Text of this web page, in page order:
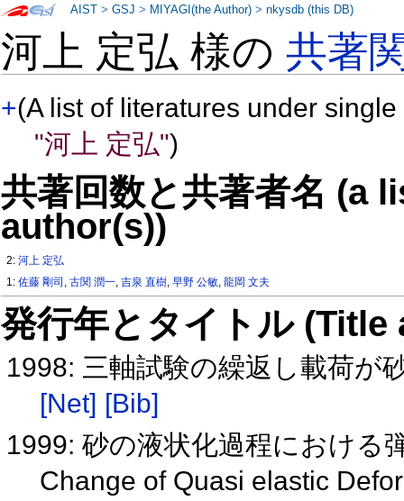
河上 定弘 様の共著
+(A list of literatures under
"河上 定弘")
共著回数と共著者名 (a
author(s))
2:河上 定弘
1:佐藤 剛司 ,古関 潤一,吉泉 直樹,早野 公敏,龍岡 文夫
発行年とタイトル
1998: 三軸試験の繰返し載荷が
[Net] [Bib]
1999: 砂の液状化過程における
Change of Quasi elastic
AIST >GSJ > MIYAGI(the Author) >nkysdb (this DB)